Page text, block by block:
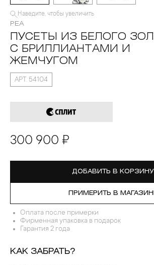
Наведите, чтобы увеличить
PEA
ПУСЕТЫ ИЗ БЕЛОГО
С БРИЛЛИАНТАМИ И
ЖЕМЧУГОМ
АРТ. 54104
300 900 ₽
ДОБАВИТЬ В КОРЗИНУ
ПРИМЕРИТЬ В
Оплата после примерки
Фирменная упаковка в подарок
Гарантия 2 года
КАК ЗАБРАТЬ?